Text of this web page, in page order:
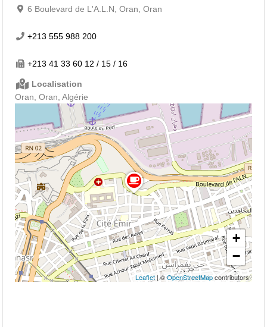
6 Boulevard de L'A.L.N, Oran, Oran
+213 555 988 200
+213 41 33 60 12 / 15 / 16
Localisation
Oran, Oran, Algérie
+
−
Leaflet| ©OpenStreetMapcontributors